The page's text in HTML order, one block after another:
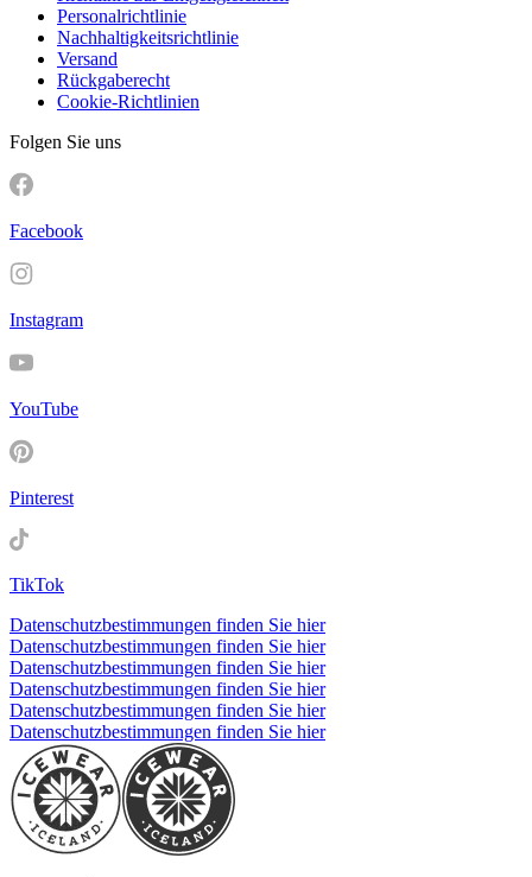
Personalrichtlinie
Nachhaltigkeitsrichtlinie
Versand
Rückgaberecht
Cookie-Richtlinien
Folgen Sie uns
Facebook
Instagram
YouTube
Pinterest
TikTok
Datenschutzbestimmungen finden Sie hier
Datenschutzbestimmungen finden Sie hier
Datenschutzbestimmungen finden Sie hier
Datenschutzbestimmungen finden Sie hier
Datenschutzbestimmungen finden Sie hier
Datenschutzbestimmungen finden Sie hier